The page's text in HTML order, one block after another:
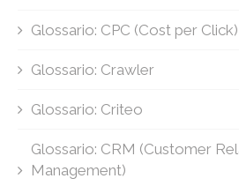
Glossario: CPC (Cost per Click)
Glossario: Crawler
Glossario: Criteo
Glossario: CRM (Customer
Management)